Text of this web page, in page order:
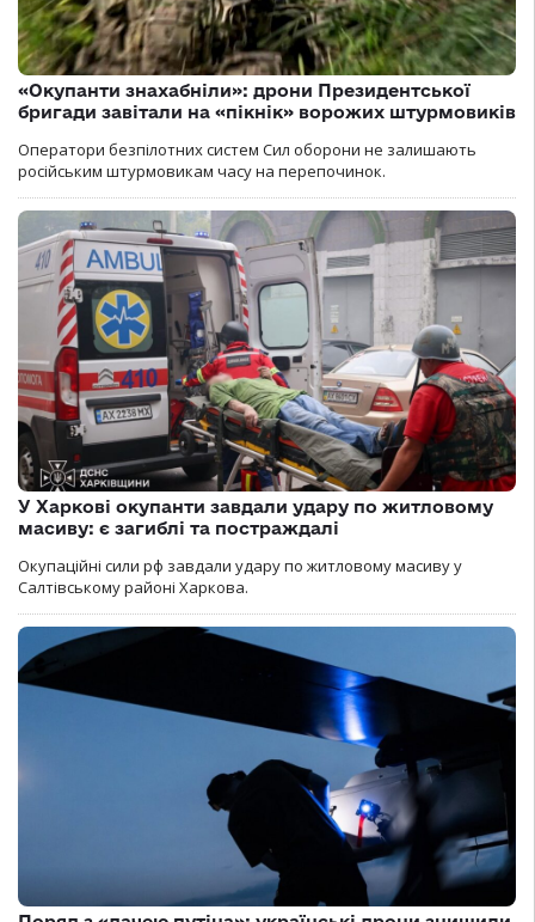
«Окупанти знахабніли»: дрони Президентської
бригади завітали на «пікнік» ворожих штурмовиків
Оператори безпілотних систем Сил оборони не залишають
російським штурмовикам часу на перепочинок.
У Харкові окупанти завдали удару по житловому
масиву: є загиблі та постраждалі
Окупаційні сили рф завдали удару по житловому масиву у
Салтівському районі Харкова.